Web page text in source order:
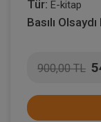
Tür: E-kitap
Basılı Olsaydı
900,00 TL